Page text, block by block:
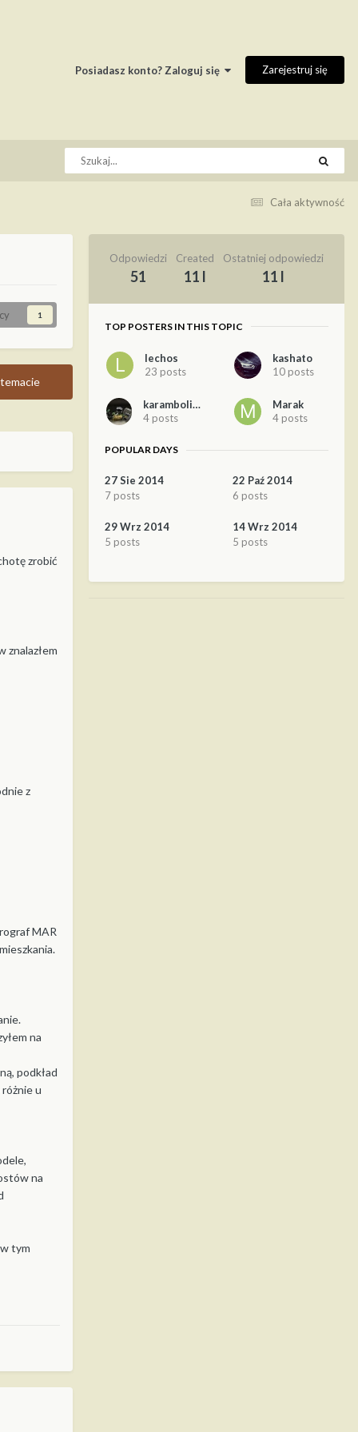
Posiadasz konto? Zaloguj się Zarejestruj się
Cała aktywność
1
zrobić
znalazłem
z
MAR
na
podkład
u
na
tym
Odpowiedzi
51
Created
11 l
Ostatniej odpowiedzi
11 l
TOP POSTERS IN THIS TOPIC
lechos
23 posts
kashato
10 posts
karambolis8
4 posts
Marak
4 posts
POPULAR DAYS
27 Sie 2014
7 posts
22 Paź 2014
6 posts
29 Wrz 2014
5 posts
14 Wrz 2014
5 posts